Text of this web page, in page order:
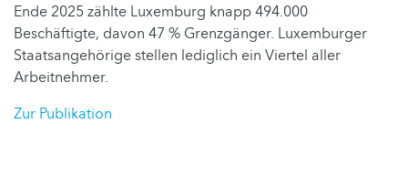
Ende 2025 zählte Luxemburg knapp 494.000
Beschäftigte, davon 47 % Grenzgänger. Luxemburger
Staatsangehörige stellen lediglich ein Viertel aller
Arbeitnehmer.
Zur Publikation